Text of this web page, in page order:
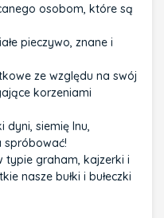
osobom, które są
pieczywo, znane i
ze względu na swój
korzeniami
dyni, siemię lnu,
spróbować!
typie graham, kajzerki i
nasze bułki i bułeczki